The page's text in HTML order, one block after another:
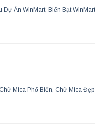
Dự Án WinMart, Biển Bạt
Mica Phổ Biến, Chữ Mica Đẹp